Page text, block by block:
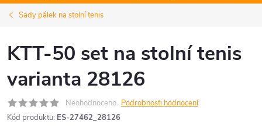
Sady pálek na stolní tenis
KTT-50 set na stolní tenis
varianta 28126
Neohodnoceno Podrobnosti hodnocení
Kód produktu: ES-27462_28126